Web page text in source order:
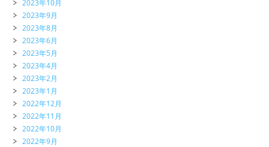
2023年10月
2023年9月
2023年8月
2023年6月
2023年5月
2023年4月
2023年2月
2023年1月
2022年12月
2022年11月
2022年10月
2022年9月